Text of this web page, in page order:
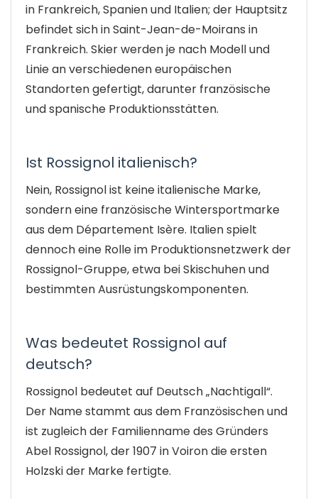
in Frankreich, Spanien und Italien; der Hauptsitz
befindet sich in Saint-Jean-de-Moirans in
Frankreich. Skier werden je nach Modell und
Linie an verschiedenen europäischen
Standorten gefertigt, darunter französische
und spanische Produktionsstätten.
Ist Rossignol italienisch?
Nein, Rossignol ist keine italienische Marke,
sondern eine französische Wintersportmarke
aus dem Département Isère. Italien spielt
dennoch eine Rolle im Produktionsnetzwerk der
Rossignol-Gruppe, etwa bei Skischuhen und
bestimmten Ausrüstungskomponenten.
Was bedeutet Rossignol auf
deutsch?
Rossignol bedeutet auf Deutsch „Nachtigall“.
Der Name stammt aus dem Französischen und
ist zugleich der Familienname des Gründers
Abel Rossignol, der 1907 in Voiron die ersten
Holzski der Marke fertigte.